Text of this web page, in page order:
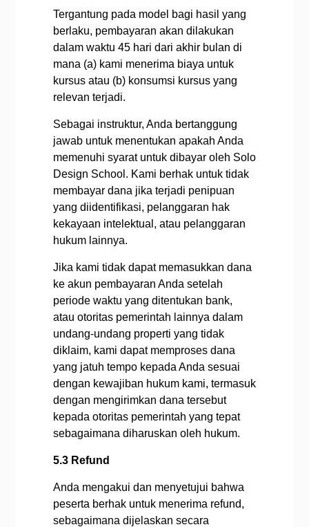
Tergantung pada model bagi hasil yang
berlaku, pembayaran akan dilakukan
dalam waktu 45 hari dari akhir bulan di
mana (a) kami menerima biaya untuk
kursus atau (b) konsumsi kursus yang
relevan terjadi.
Sebagai instruktur, Anda bertanggung
jawab untuk menentukan apakah Anda
memenuhi syarat untuk dibayar oleh Solo
Design School. Kami berhak untuk tidak
membayar dana jika terjadi penipuan
yang diidentifikasi, pelanggaran hak
kekayaan intelektual, atau pelanggaran
hukum lainnya.
Jika kami tidak dapat memasukkan dana
ke akun pembayaran Anda setelah
periode waktu yang ditentukan bank,
atau otoritas pemerintah lainnya dalam
undang-undang properti yang tidak
diklaim, kami dapat memproses dana
yang jatuh tempo kepada Anda sesuai
dengan kewajiban hukum kami, termasuk
dengan mengirimkan dana tersebut
kepada otoritas pemerintah yang tepat
sebagaimana diharuskan oleh hukum.
5.3 Refund
Anda mengakui dan menyetujui bahwa
peserta berhak untuk menerima refund,
sebagaimana dijelaskan secara